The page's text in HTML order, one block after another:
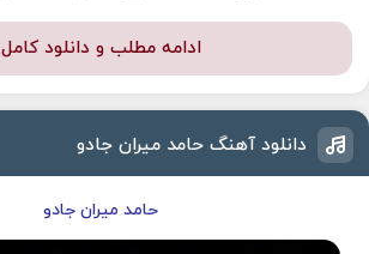
ادامه مطلب و دانلود کامل
دانلود آهنگ حامد میران جادو
حامد میران جادو